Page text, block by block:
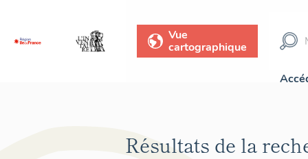
Vue
cartographique
Résultats de la